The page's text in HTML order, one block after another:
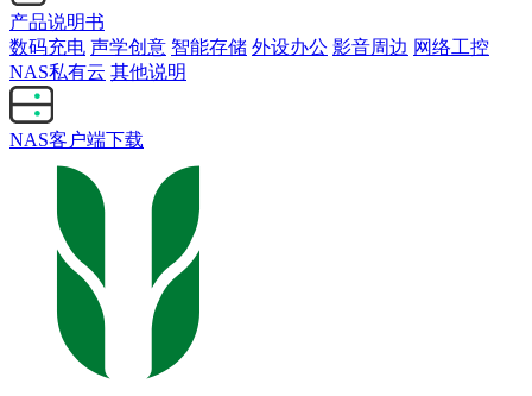
产品说明书
数码充电 声学创意 智能存储 外设办公 影音周边 网络工控
NAS私有云 其他说明
NAS客户端下载